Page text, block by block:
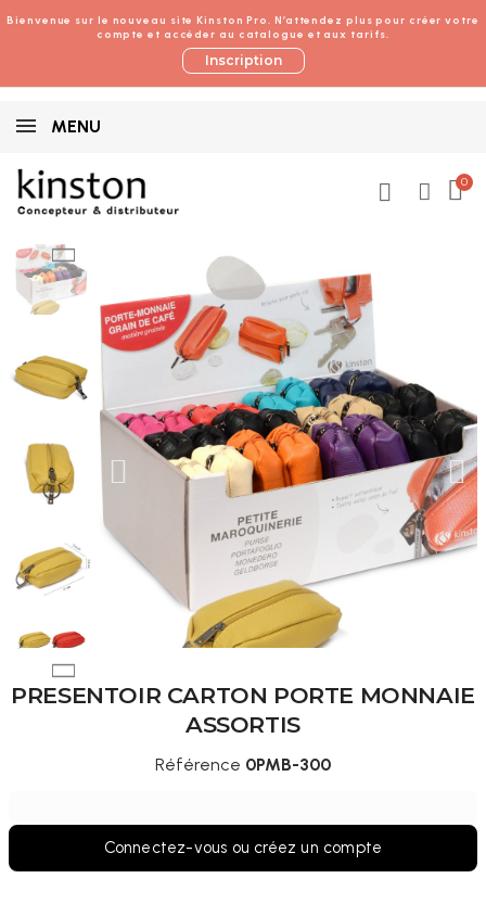
Bienvenue sur le nouveau site Kinston Pro. N’attendez plus pour créer votre
compte et accéder au catalogue et aux tarifs.
Inscription
MENU
PRESENTOIR CARTON PORTE MONNAIE
ASSORTIS
Référence 0PMB-300
Connectez-vous ou créez un compte